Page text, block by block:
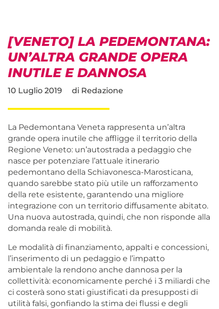
[VENETO] LA PEDEMONTANA:
UN’ALTRA GRANDE OPERA
INUTILE E DANNOSA
10 Luglio 2019 di Redazione
La Pedemontana Veneta rappresenta un’altra
grande opera inutile che affligge il territorio della
Regione Veneto: un’autostrada a pedaggio che
nasce per potenziare l’attuale itinerario
pedemontano della Schiavonesca-Marosticana,
quando sarebbe stato più utile un rafforzamento
della rete esistente, garantendo una migliore
integrazione con un territorio diffusamente abitato.
Una nuova autostrada, quindi, che non risponde alla
domanda reale di mobilità.
Le modalità di finanziamento, appalti e concessioni,
l’inserimento di un pedaggio e l’impatto
ambientale la rendono anche dannosa per la
collettività: economicamente perché i 3 miliardi che
ci costerà sono stati giustificati da presupposti di
utilità falsi, gonfiando la stima dei flussi e degli